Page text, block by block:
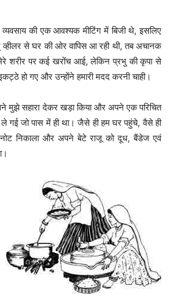
की एक आवश्यक मीटिंग में बिजी थे, इसलिए
से घर की ओर वापिस आ रही थी, तब अचानक
मेरे शरीर पर कई खरोंच आई, लेकिन प्रभु की कृपा से
हो गए और उन्होंने हमारी मदद करनी चाही।
मुझे सहारा देकर खड़ा किया और अपने एक परिचित
गई जो पास में ही था। जैसे ही हम घर पहुंचे, वैसे ही
निकाला और अपने बेटे राजू को दूध, बैंडेज एवं